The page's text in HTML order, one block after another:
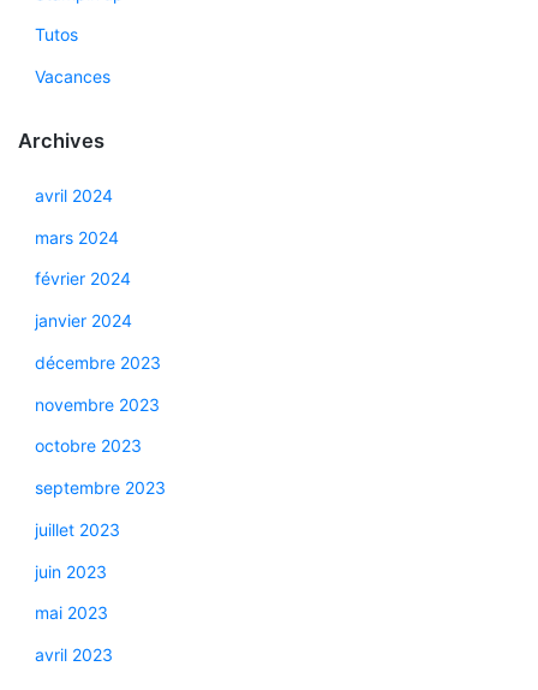
Tutos
Vacances
Archives
avril 2024
mars 2024
février 2024
janvier 2024
décembre 2023
novembre 2023
octobre 2023
septembre 2023
juillet 2023
juin 2023
mai 2023
avril 2023